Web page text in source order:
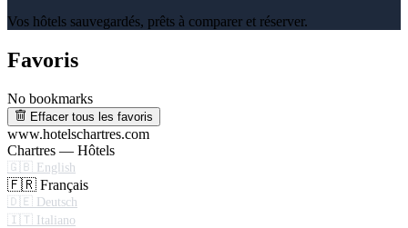
Vos hôtels sauvegardés, prêts à comparer et réserver.
Favoris
No bookmarks
Effacer tous les favoris
www.hotelschartres.com
Chartres — Hôtels
🇬🇧 English
🇫🇷 Français
🇩🇪 Deutsch
🇮🇹 Italiano